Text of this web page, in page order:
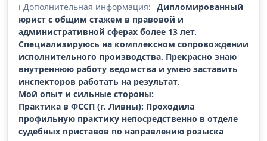
ℹ️ Дополнительная информация: Дипломированный
юрист с общим стажем в правовой и
административной сферах более 13 лет.
Специализируюсь на комплексном сопровождении
исполнительного производства. Прекрасно знаю
внутреннюю работу ведомства и умею заставить
инспекторов работать на результат.
Мой опыт и сильные стороны:
Практика в ФССП (г. Ливны): Проходила
профильную практику непосредственно в отделе
судебных приставов по направлению розыска